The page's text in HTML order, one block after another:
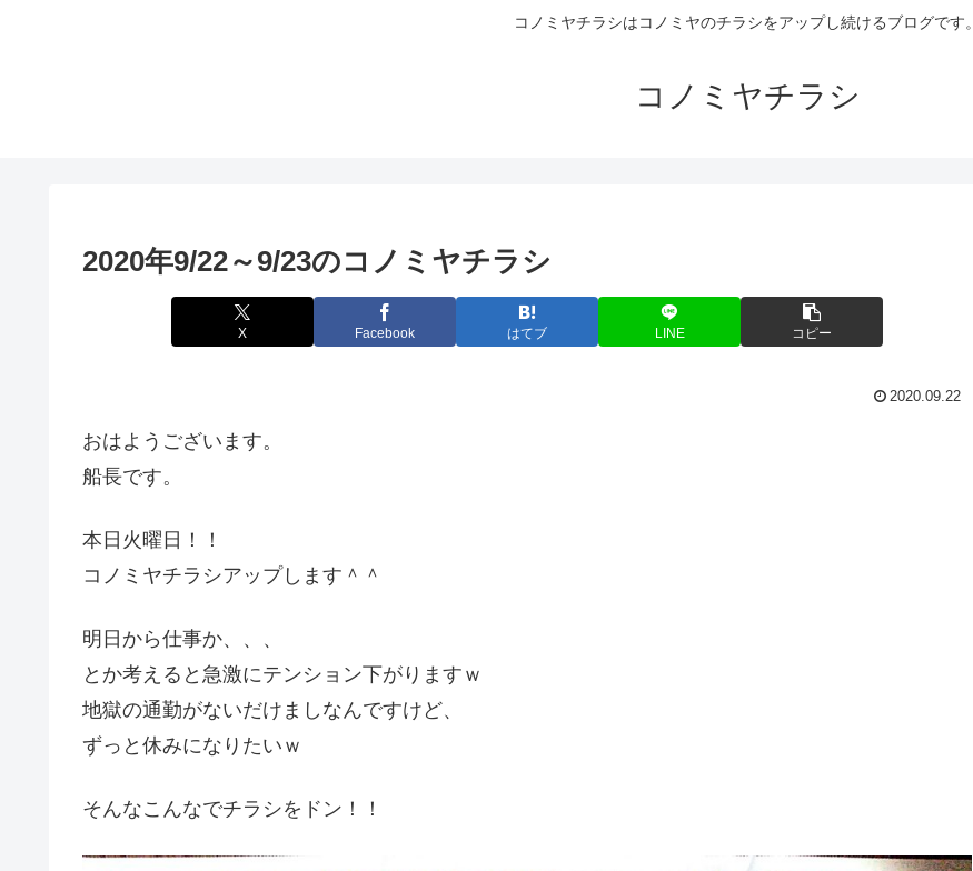
コノミヤチラシはコノミヤのチラシをアップし続けるブログです。
コノミヤチラシ
2020年9/22～9/23のコノミヤチラシ
X Facebook はてブ LINE コピー
2020.09.22
おはようございます。
船長です。
本日火曜日！！
コノミヤチラシアップします＾＾
明日から仕事か、、、
とか考えると急激にテンション下がりますｗ
地獄の通勤がないだけましなんですけど、
ずっと休みになりたいｗ
そんなこんなでチラシをドン！！